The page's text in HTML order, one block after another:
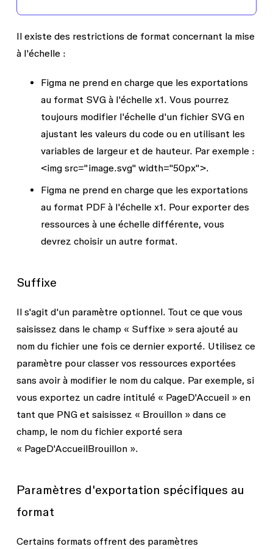
Il existe des restrictions de format concernant la mise
à l'échelle :
Figma ne prend en charge que les exportations
au format SVG à l'échelle x1. Vous pourrez
toujours modifier l'échelle d'un fichier SVG en
ajustant les valeurs du code ou en utilisant les
variables de largeur et de hauteur. Par exemple :
<img src="image.svg" width="50px">.
Figma ne prend en charge que les exportations
au format PDF à l'échelle x1. Pour exporter des
ressources à une échelle différente, vous
devrez choisir un autre format.
Suffixe
Il s'agit d'un paramètre optionnel. Tout ce que vous
saisissez dans le champ « Suffixe » sera ajouté au
nom du fichier une fois ce dernier exporté. Utilisez ce
paramètre pour classer vos ressources exportées
sans avoir à modifier le nom du calque. Par exemple, si
vous exportez un cadre intitulé « PageD'Accueil » en
tant que PNG et saisissez « Brouillon » dans ce
champ, le nom du fichier exporté sera
« PageD'AccueilBrouillon ».
Paramètres d'exportation spécifiques au
format
Certains formats offrent des paramètres